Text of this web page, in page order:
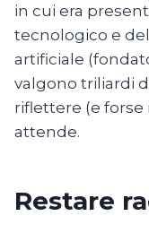
in cui era
tecnologico e
artificiale
valgono triliardi
riflettere (e
attende.
Restare